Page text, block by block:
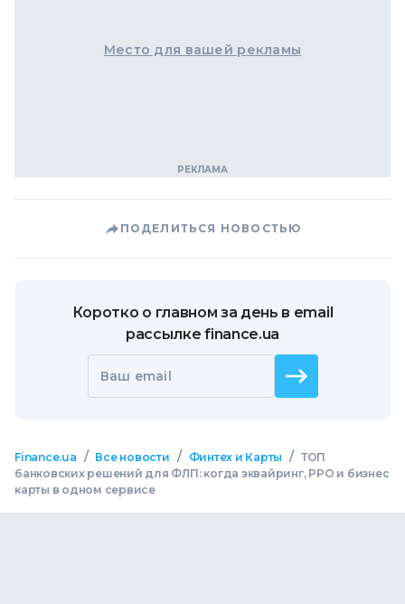
Место для вашей рекламы
ПОДЕЛИТЬСЯ НОВОСТЬЮ
Коротко о главном за день в email
рассылке finance.ua
Ваш email
Finance.ua / Все новости / Финтех и Карты / ТОП
банковских решений для ФЛП: когда эквайринг, РРО и бизнес
карты в одном сервисе